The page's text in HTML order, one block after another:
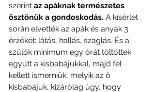
szerint az apáknak természetes
ösztönük a gondoskodás. A kísérlet
során elvették az apák és anyák 3
érzékét: látás, hallás, szaglás. És a
szülők minimum egy órát töltöttek
együtt a kisbabájukkal, majd fel
kellett ismerniük, melyik az ő
kisbabájuk, kizárólag úgy, hogy